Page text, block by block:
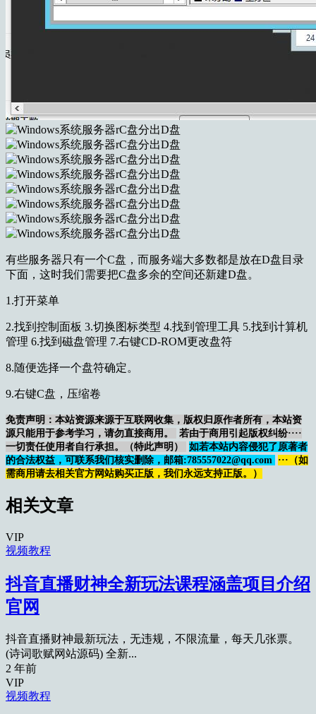
有些服务器只有一个C盘，而服务端大多数都是放在D盘目录
下面，这时我们需要把C盘多余的空间还新建D盘。
1.打开菜单
2.找到控制面板 3.切换图标类型 4.找到管理工具 5.找到计算机
管理 6.找到磁盘管理 7.右键CD-ROM更改盘符
8.随便选择一个盘符确定。
9.右键C盘，压缩卷
免责声明：本站资源来源于互联网收集，版权归原作者所有，本站资
源只能用于参考学习，请勿直接商用。
若由于商用引起版权纠纷····
一切责任使用者自行承担。（特此声明）
如若本站内容侵犯了原著者
的合法权益，可联系我们核实删除，邮箱:785557022@qq.com
···（如
需商用请去相关官方网站购买正版，我们永远支持正版。）
相关文章
VIP
视频教程
抖音直播财神全新玩法课程涵盖项目介绍
官网
抖音直播财神最新玩法，无违规，不限流量，每天几张票。
(诗词歌赋网站源码) 全新...
2 年前
VIP
视频教程